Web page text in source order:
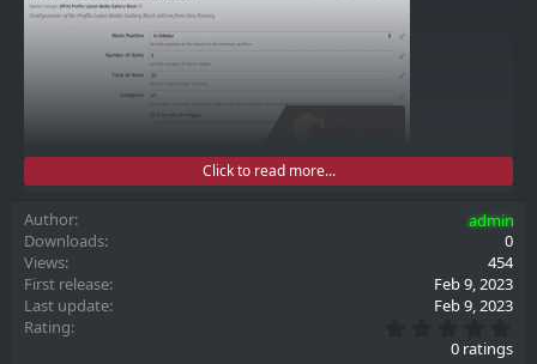
Click to read more...
Author
admin
Downloads
0
Views
454
First release
Feb 9, 2023
Last update
Feb 9, 2023
Rating
.
0 ratings